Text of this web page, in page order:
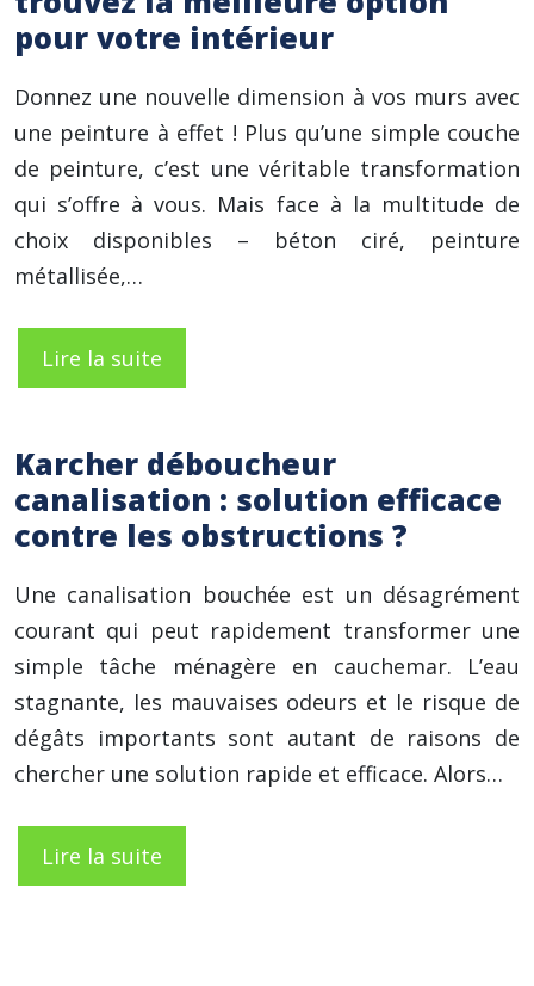
pour votre intérieur
Donnez une nouvelle dimension à vos murs avec
une peinture à effet ! Plus qu’une simple couche
de peinture, c’est une véritable transformation
qui s’offre à vous. Mais face à la multitude de
choix disponibles – béton ciré, peinture
métallisée,…
Lire la suite
Karcher déboucheur
canalisation : solution efficace
contre les obstructions ?
Une canalisation bouchée est un désagrément
courant qui peut rapidement transformer une
simple tâche ménagère en cauchemar. L’eau
stagnante, les mauvaises odeurs et le risque de
dégâts importants sont autant de raisons de
chercher une solution rapide et efficace. Alors…
Lire la suite